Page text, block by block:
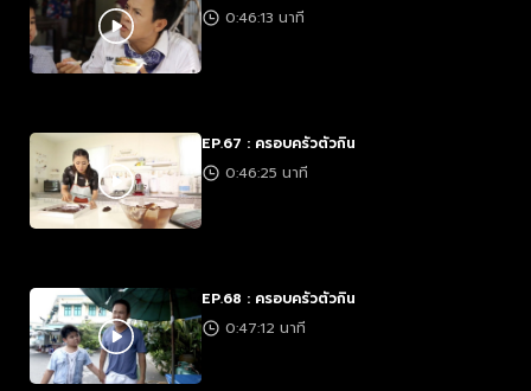
0:46:13 นาที
EP.67 : ครอบครัวตัวกิน
0:46:25 นาที
EP.68 : ครอบครัวตัวกิน
0:47:12 นาที